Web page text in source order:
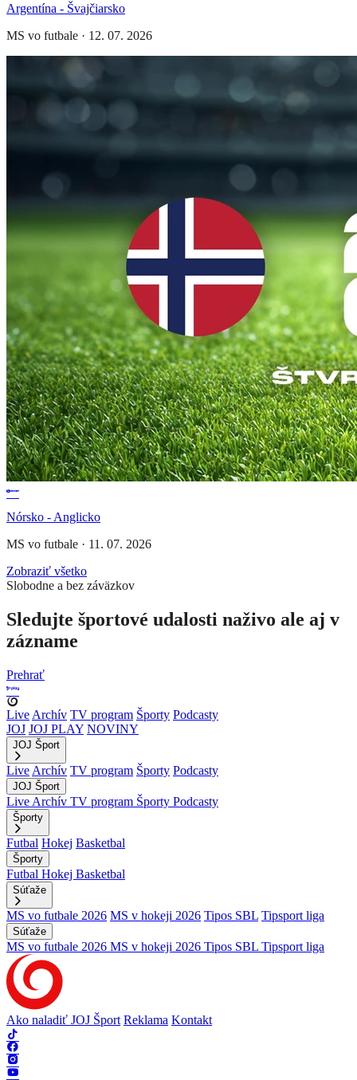
Argentína - Švajčiarsko
MS vo futbale · 12. 07. 2026
Nórsko - Anglicko
MS vo futbale · 11. 07. 2026
Zobraziť všetko
Slobodne a bez záväzkov
Sledujte športové udalosti naživo ale aj v
zázname
Prehrať
Live Archív TV program Športy Podcasty
JOJ JOJ PLAY NOVINY
JOJ Šport
Live Archív TV program Športy Podcasty
JOJ Šport
Live Archív TV program Športy Podcasty
Športy
Futbal Hokej Basketbal
Športy
Futbal Hokej Basketbal
Súťaže
MS vo futbale 2026 MS v hokeji 2026 Tipos SBL Tipsport liga
Súťaže
MS vo futbale 2026 MS v hokeji 2026 Tipos SBL Tipsport liga
Ako naladiť JOJ Šport Reklama Kontakt